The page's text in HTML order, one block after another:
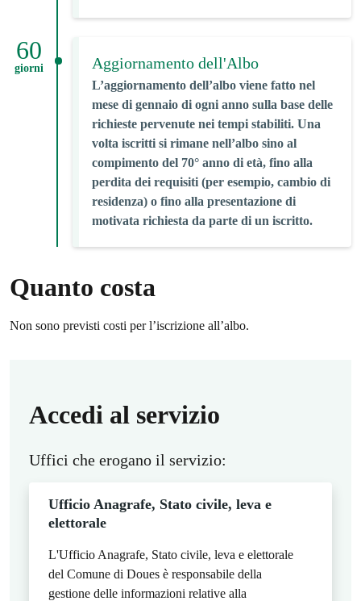
60
giorni Aggiornamento dell'Albo
L’aggiornamento dell’albo viene fatto nel
mese di gennaio di ogni anno sulla base delle
richieste pervenute nei tempi stabiliti. Una
volta iscritti si rimane nell’albo sino al
compimento del 70° anno di età, fino alla
perdita dei requisiti (per esempio, cambio di
residenza) o fino alla presentazione di
motivata richiesta da parte di un iscritto.
Quanto costa
Non sono previsti costi per l’iscrizione all’albo.
Accedi al servizio
Uffici che erogano il servizio:
Ufficio Anagrafe, Stato civile, leva e
elettorale
L'Ufficio Anagrafe, Stato civile, leva e elettorale
del Comune di Doues è responsabile della
gestione delle informazioni relative alla